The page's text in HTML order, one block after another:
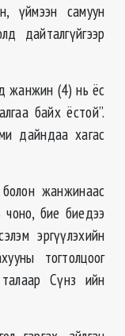
үймээн самуун
дайталгүйгээр
жанжин (4) нь ёс
байх ёстой”.
дайндаа хагас
болон жанжинаас
чоно, бие биедээ
эргүүлэхийн
тогтолцоог
Сүнз ийн